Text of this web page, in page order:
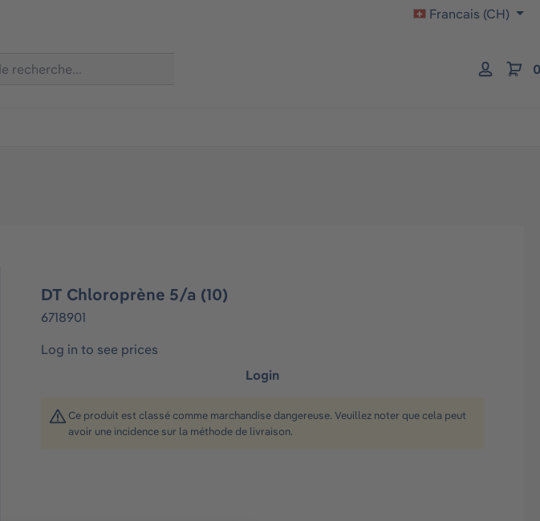
Francais (CH)
DT Chloroprène 5/a (10)
6718901
Log in to see prices
Login
Ce produit est classé comme marchandise dangereuse. Veuillez noter que cela peut
avoir une incidence sur la méthode de livraison.